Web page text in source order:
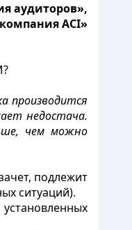
аудиторов»,
ACI»
производится
недостача.
чем можно
подлежит
ситуаций).